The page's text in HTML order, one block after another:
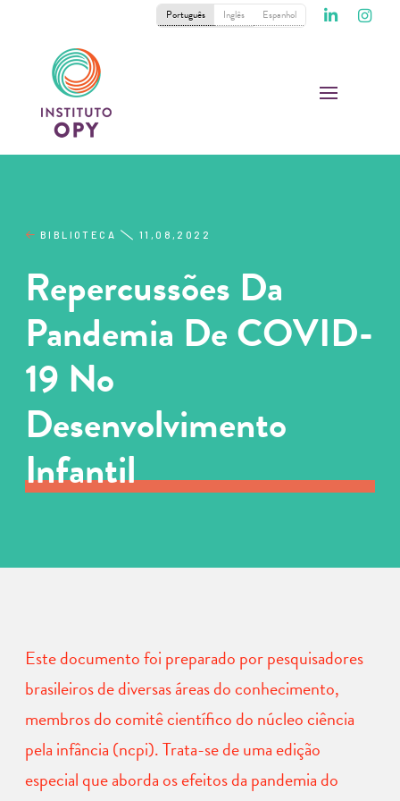
Português Inglês Espanhol
BIBLIOTECA 11,08,2022
Repercussões Da
Pandemia De COVID-
19 No
Desenvolvimento
Infantil
Este documento foi preparado por pesquisadores
brasileiros de diversas áreas do conhecimento,
membros do comitê científico do núcleo ciência
pela infância (ncpi). Trata-se de uma edição
especial que aborda os efeitos da pandemia do